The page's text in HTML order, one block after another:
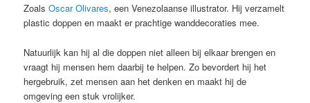
ZoalsOscar Olivares, een Venezolaanse illustrator. Hij verzamelt
plastic doppen en maakt er prachtige wanddecoraties mee.
Natuurlijk kan hij al die doppen niet alleen bij elkaar brengen en
vraagt hij mensen hem daarbij te helpen. Zo bevordert hij het
hergebruik, zet mensen aan het denken en maakt hij de
omgeving een stuk vrolijker.